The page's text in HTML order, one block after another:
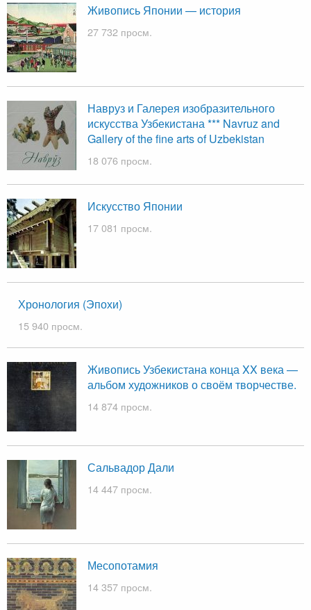
Живопись Японии — история
27 732 просм.
Навруз и Галерея изобразительного
искусства Узбекистана *** Navruz and
Gallery of the fine arts of Uzbekistan
18 076 просм.
Искусство Японии
17 081 просм.
Хронология (Эпохи)
15 940 просм.
Живопись Узбекистана конца XX века —
альбом художников о своём творчестве.
14 874 просм.
Сальвадор Дали
14 447 просм.
Месопотамия
14 357 просм.